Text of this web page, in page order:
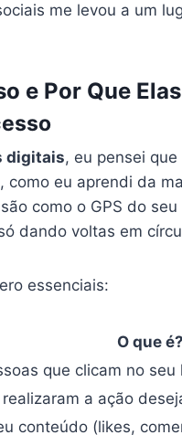
me levou a um
e Por Que
digitais, eu pensei
como eu aprendi da
são como o GPS do
dando voltas em
essenciais:
O que é?
que clicam no seu
a ação
conteúdo (likes,